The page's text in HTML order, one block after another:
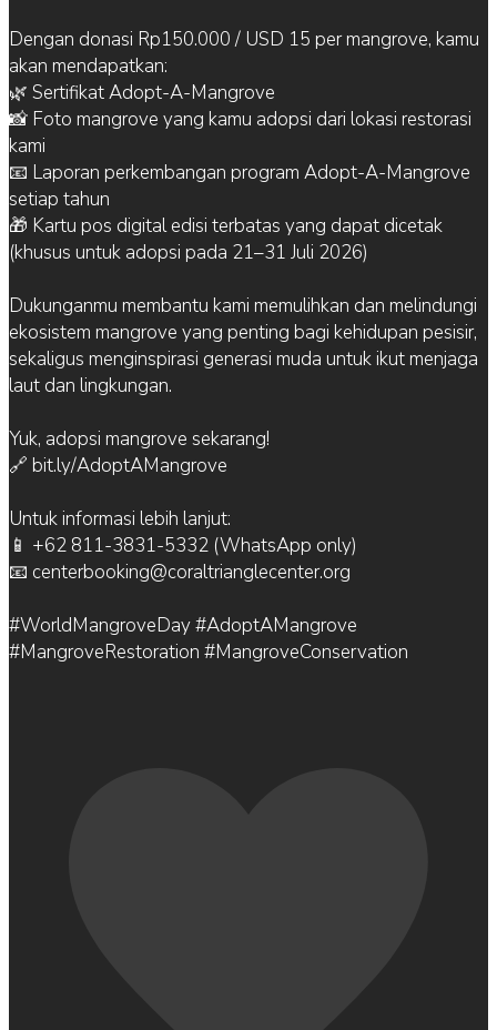
Dengan donasi Rp150.000 / USD 15 per mangrove, kamu
akan mendapatkan:
🌿 Sertifikat Adopt-A-Mangrove
📸 Foto mangrove yang kamu adopsi dari lokasi restorasi
kami
📧 Laporan perkembangan program Adopt-A-Mangrove
setiap tahun
🎁 Kartu pos digital edisi terbatas yang dapat dicetak
(khusus untuk adopsi pada 21–31 Juli 2026)
Dukunganmu membantu kami memulihkan dan melindungi
ekosistem mangrove yang penting bagi kehidupan pesisir,
sekaligus menginspirasi generasi muda untuk ikut menjaga
laut dan lingkungan.
Yuk, adopsi mangrove sekarang!
🔗 bit.ly/AdoptAMangrove
Untuk informasi lebih lanjut:
📱 +62 811-3831-5332 (WhatsApp only)
📧 centerbooking@coraltrianglecenter.org
#WorldMangroveDay #AdoptAMangrove
#MangroveRestoration #MangroveConservation